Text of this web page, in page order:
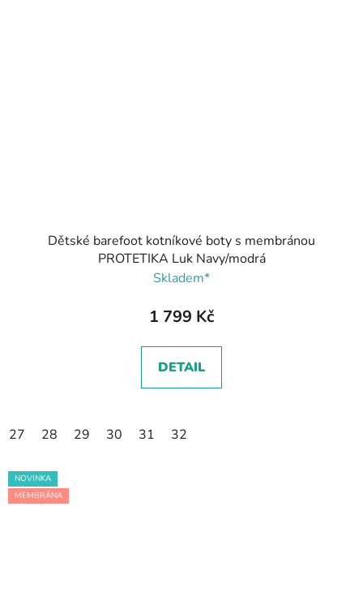
Dětské barefoot kotníkové boty s membránou
PROTETIKA Luk Navy/modrá
Skladem*
1 799 Kč
DETAIL
27 28 29 30 31 32
NOVINKA
MEMBRÁNA